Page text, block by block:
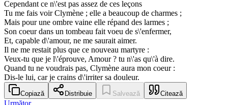
Cependant ce n\'est pas assez de ces leçons
Tu me fais voir Clymène ; elle a beaucoup de charmes ;
Mais pour une ombre vaine elle répand des larmes ;
Son coeur dans un tombeau fait voeu de s\'enfermer,
Et, capable d\'amour, ne me saurait aimer.
Il ne me restait plus que ce nouveau martyre :
Veux-tu que je l\'éprouve, Amour ? tu n\'as qu\'à dire.
Quand tu ne voudrais pas, Clymène aura mon coeur :
Dis-le lui, car je crains d\'irriter sa douleur.
Copiază Distribuie Salvează Citează